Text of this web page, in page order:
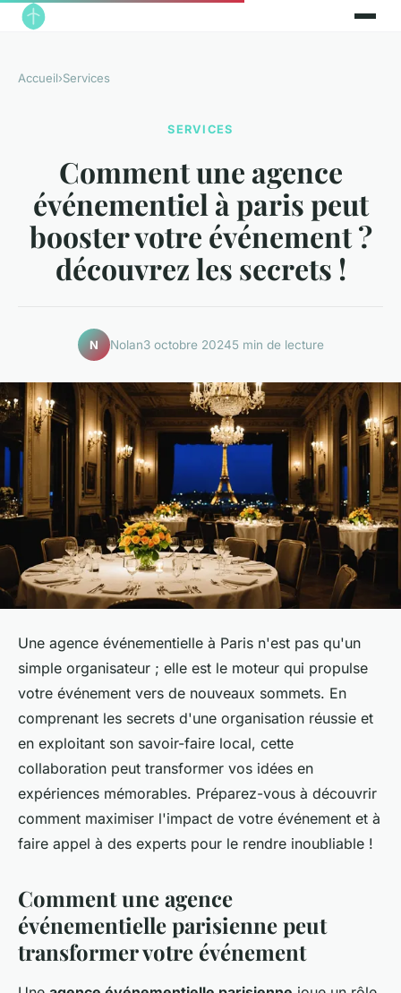
Accueil›Services
SERVICES
Comment une agence
événementiel à paris peut
booster votre événement ?
découvrez les secrets !
N Nolan3 octobre 20245 min de lecture
Une agence événementielle à Paris n'est pas qu'un
simple organisateur ; elle est le moteur qui propulse
votre événement vers de nouveaux sommets. En
comprenant les secrets d'une organisation réussie et
en exploitant son savoir-faire local, cette
collaboration peut transformer vos idées en
expériences mémorables. Préparez-vous à découvrir
comment maximiser l'impact de votre événement et à
faire appel à des experts pour le rendre inoubliable !
Comment une agence
événementielle parisienne peut
transformer votre événement